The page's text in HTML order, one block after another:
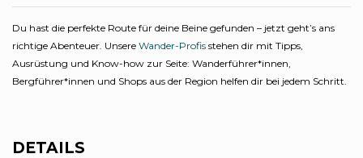
Du hast die perfekte Route für deine Beine gefunden – jetzt geht’s ans
richtige Abenteuer. Unsere Wander-Profis stehen dir mit Tipps,
Ausrüstung und Know-how zur Seite: Wanderführer*innen,
Bergführer*innen und Shops aus der Region helfen dir bei jedem Schritt.
DETAILS